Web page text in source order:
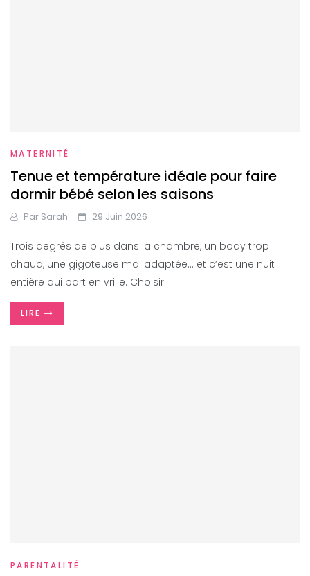
MATERNITÉ
Tenue et température idéale pour faire
dormir bébé selon les saisons
Par Sarah 29 Juin 2026
Trois degrés de plus dans la chambre, un body trop
chaud, une gigoteuse mal adaptée… et c’est une nuit
entière qui part en vrille. Choisir
LIRE
PARENTALITÉ